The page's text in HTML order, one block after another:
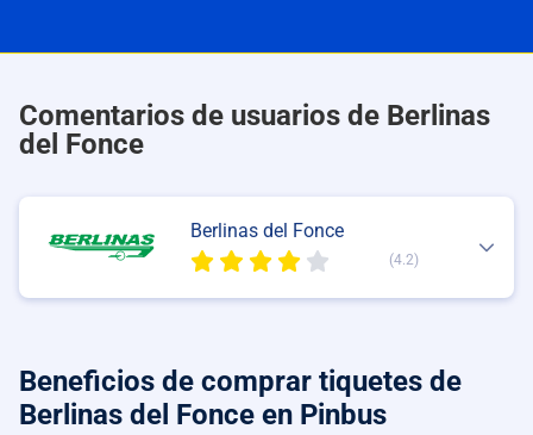
Comentarios de usuarios de Berlinas
del Fonce
Berlinas del Fonce
(4.2)
Beneficios de comprar tiquetes de
Berlinas del Fonce en Pinbus